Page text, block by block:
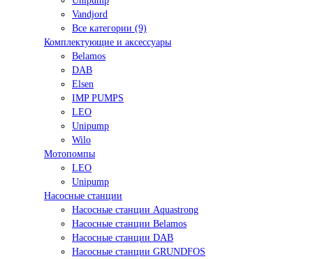
Vandjord
Все категории (9)
Комплектующие и аксессуары
Belamos
DAB
Elsen
IMP PUMPS
LEO
Unipump
Wilo
Мотопомпы
LEO
Unipump
Насосные станции
Насосные станции Aquastrong
Насосные станции Belamos
Насосные станции DAB
Насосные станции GRUNDFOS